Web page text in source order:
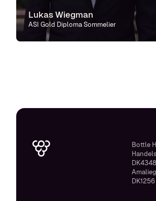
Lukas Wiegman
ASI Gold Diploma Sommelier
Bottle